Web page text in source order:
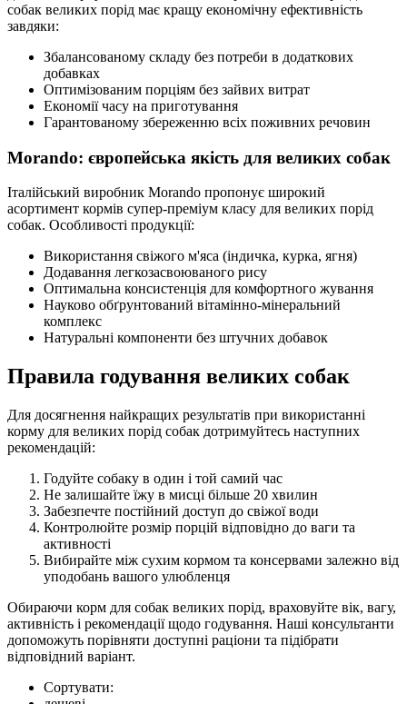
собак великих порід має кращу економічну ефективність
завдяки:
Збалансованому складу без потреби в додаткових
добавках
Оптимізованим порціям без зайвих витрат
Економії часу на приготування
Гарантованому збереженню всіх поживних речовин
Morando: європейська якість для великих собак
Італійський виробник Morando пропонує широкий
асортимент кормів супер-преміум класу для великих порід
собак. Особливості продукції:
Використання свіжого м'яса (індичка, курка, ягня)
Додавання легкозасвоюваного рису
Оптимальна консистенція для комфортного жування
Науково обґрунтований вітамінно-мінеральний
комплекс
Натуральні компоненти без штучних добавок
Правила годування великих собак
Для досягнення найкращих результатів при використанні
корму для великих порід собак дотримуйтесь наступних
рекомендацій:
Годуйте собаку в один і той самий час
Не залишайте їжу в мисці більше 20 хвилин
Забезпечте постійний доступ до свіжої води
Контролюйте розмір порцій відповідно до ваги та
активності
Вибирайте між сухим кормом та консервами залежно від
уподобань вашого улюбленця
Обираючи корм для собак великих порід, враховуйте вік, вагу,
активність і рекомендації щодо годування. Наші консультанти
допоможуть порівняти доступні раціони та підібрати
відповідний варіант.
Сортувати: